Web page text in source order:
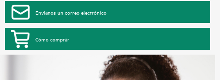
Envíanos un correo electrónico
Cómo comprar